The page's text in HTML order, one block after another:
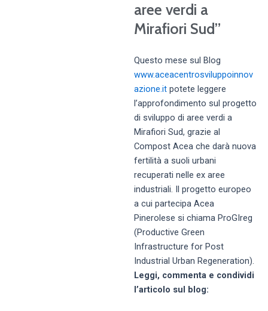
aree verdi a
Mirafiori Sud”
Questo mese sul Blog
www.aceacentrosviluppoinnov
azione.it potete leggere
l’approfondimento sul progetto
di sviluppo di aree verdi a
Mirafiori Sud, grazie al
Compost Acea che darà nuova
fertilità a suoli urbani
recuperati nelle ex aree
industriali. Il progetto europeo
a cui partecipa Acea
Pinerolese si chiama ProGIreg
(Productive Green
Infrastructure for Post
Industrial Urban Regeneration).
Leggi, commenta e condividi
l’articolo sul blog: